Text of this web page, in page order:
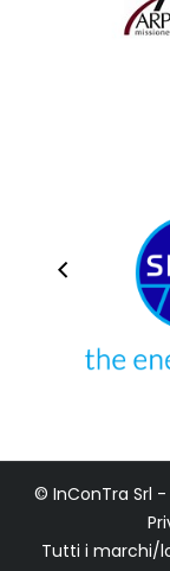
© InConTra Srl -
Tutti i marchi/